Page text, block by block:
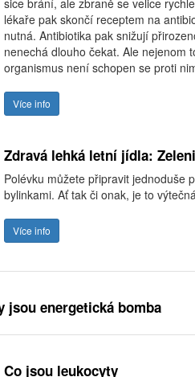
sice brání, ale zbraně se velice
lékaře pak skončí receptem na
nutná. Antibiotika pak snižují
nenechá dlouho čekat. Ale nejenom
organismus není schopen se proti
Více info
Zdravá lehká letní jídla:
Polévku můžete připravit jednoduše
bylinkami. Ať tak či onak, je to
Více info
jsou energetická bomba
Co jsou leukocyty